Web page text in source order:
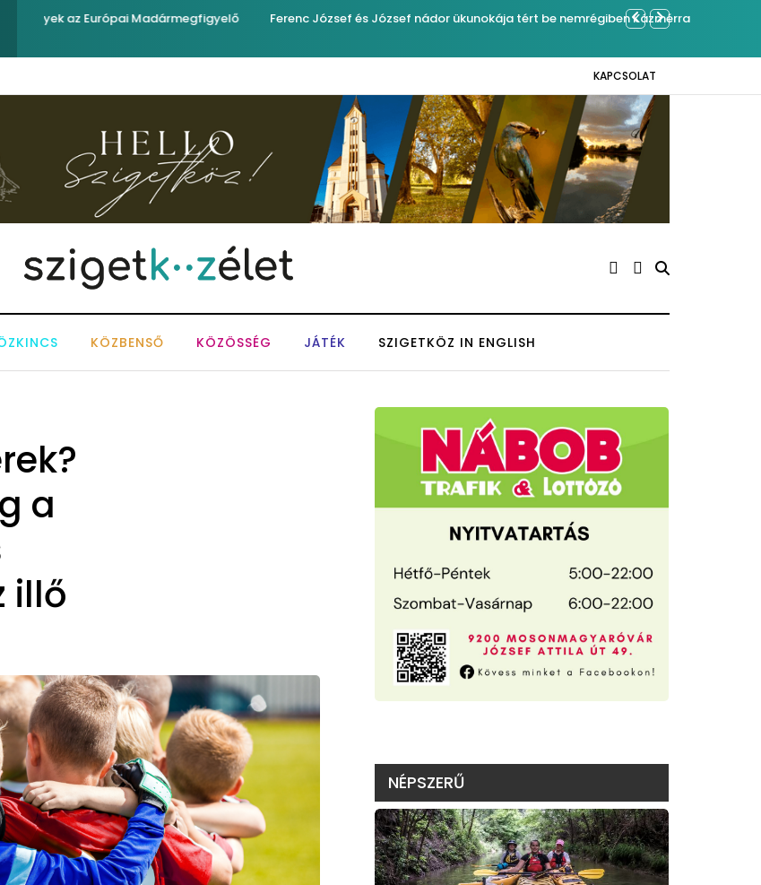
Ferenc József és József nádor ükunokája tért be nemrégiben Kázmérra
KAPCSOLAT
KÖZBENSŐ KÖZÖSSÉG JÁTÉK SZIGETKÖZ IN ENGLISH
a
illő
NÉPSZERŰ